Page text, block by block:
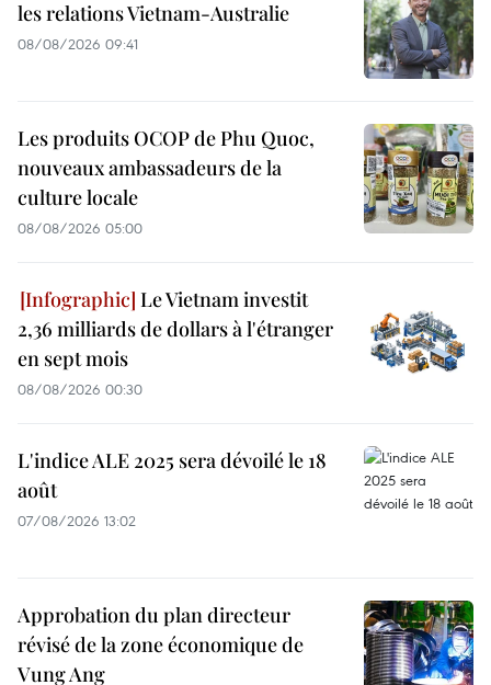
les relations Vietnam-Australie
08/08/2026 09:41
Les produits OCOP de Phu Quoc,
nouveaux ambassadeurs de la
culture locale
08/08/2026 05:00
Le Vietnam investit
2,36 milliards de dollars à l'étranger
en sept mois
08/08/2026 00:30
L'indice ALE 2025 sera dévoilé le 18
août
07/08/2026 13:02
Approbation du plan directeur
révisé de la zone économique de
Vung Ang